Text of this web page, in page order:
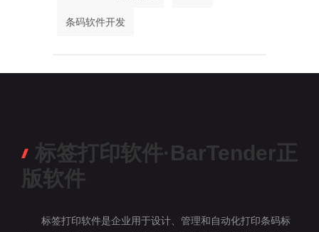
条码软件开发
标签打印软件·BarTender正
版软件
标签打印软件是企业用于设计、管理和自动化打印条码标